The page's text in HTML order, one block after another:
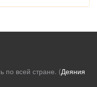
по всей стране. (Деяния